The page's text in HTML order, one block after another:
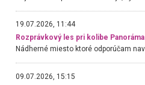
19.07.2026, 11:44
Rozprávkový les pri kolibe Panoráma
09.07.2026, 15:15